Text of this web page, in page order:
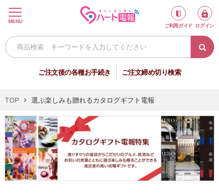
MENU
ご利用ガイド
ログイン
ご注文後の各種お手続き ご注文締め切り検索
新
会
登
録
祝
TOP 選ぶ楽しみも贈れるカタログギフト電報